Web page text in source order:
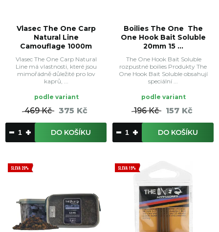
Vlasec The One Carp
Natural Line
Camouflage 1000m
Vlasec The One Carp Natural
Line má vlastnosti, které jsou
mimořádně důležité pro lov
kaprů, ...
podle variant
469 Kč 375 Kč
DO KOŠÍKU
Boilies The One The
One Hook Bait Soluble
20mm 15 ...
The One Hook Bait Soluble
rozpustné boilies Produkty The
One Hook Bait Soluble obsahují
speciální ...
podle variant
196 Kč 157 Kč
DO KOŠÍKU
SLEVA 20% SLEVA 19%